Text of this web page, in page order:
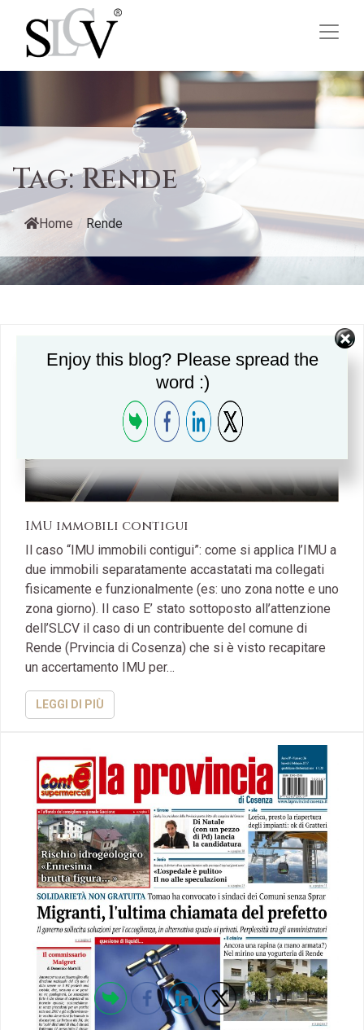
Tag:Rende
Home / Rende
IMU immobili contigui
Il caso “IMU immobili contigui”: come si applica l’IMU a
due immobili separatamente accastatati ma collegati
fisicamente e funzionalmente (es: uno zona notte e uno
zona giorno). Il caso E’ stato sottoposto all’attenzione
dell’SLCV il caso di un contribuente del comune di
Rende (Prvincia di Cosenza) che si è visto recapitare
un accertamento IMU per…
LEGGI DI PIÙ
Enjoy this blog? Please spread the
word :)